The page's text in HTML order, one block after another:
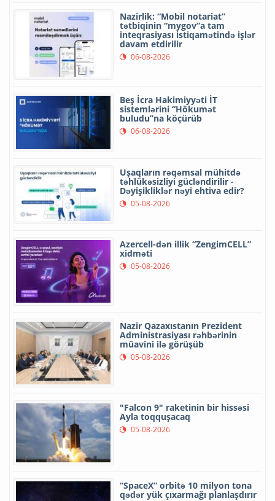
Nazirlik: “Mobil notariat”
tətbiqinin “mygov”a tam
inteqrasiyası istiqamətində işlər
davam etdirilir
06-08-2026
Beş İcra Hakimiyyəti İT
sistemlərini “Hökumət
buludu”na köçürüb
06-08-2026
Uşaqların rəqəmsal mühitdə
təhlükəsizliyi gücləndirilir -
Dəyişikliklər nəyi ehtiva edir?
05-08-2026
Azercell-dən illik “ZengimCELL”
xidməti
05-08-2026
Nazir Qazaxıstanın Prezident
Administrasiyası rəhbərinin
müavini ilə görüşüb
05-08-2026
"Falcon 9" raketinin bir hissəsi
Ayla toqquşacaq
05-08-2026
“SpaceX” orbitə 10 milyon tona
qədər yük çıxarmağı planlaşdırır